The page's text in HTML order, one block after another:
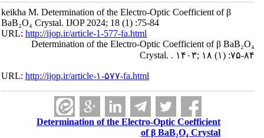
keikha M. Determination of the Electro-Optic Coefficient of β
BaB₂O₄ Crystal. IJOP 2024; 18 (1) :75-84
URL:http://ijop.ir/article-1-577-fa.html
Determination of the Electro-Optic Coefficient of β BaB₂O₄
Crystal. . ۱۴۰۳; ۱۸ (۱) :۷۵-۸۴
URL:http://ijop.ir/article-۱-۵۷۷-fa.html
Determination of the Electro-Optic Coefficient
of β BaB₂O₄ Crystal